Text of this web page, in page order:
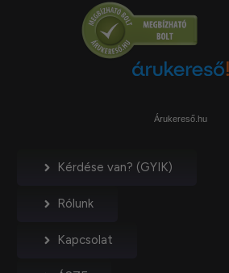
Árukereső.hu
Kérdése van? (GYIK)
Rólunk
Kapcsolat